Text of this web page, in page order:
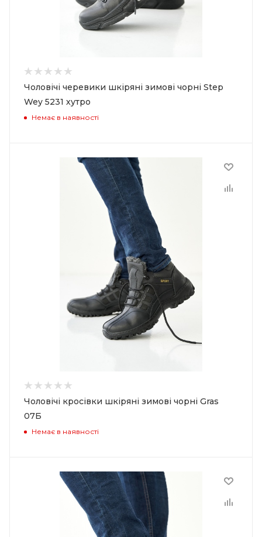
Чоловічі черевики шкіряні зимові чорні Step
Wey 5231 хутро
Немає в наявності
Чоловічі кросівки шкіряні зимові чорні Gras
07Б
Немає в наявності